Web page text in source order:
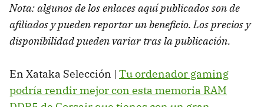
Nota: algunos de los enlaces aquí publicados son de
afiliados y pueden reportar un beneficio. Los precios y
disponibilidad pueden variar tras la publicación.
En Xataka Selección | Tu ordenador gaming
podría rendir mejor con esta memoria RAM